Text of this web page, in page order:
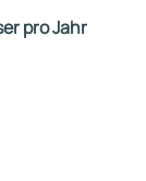
pro Jahr